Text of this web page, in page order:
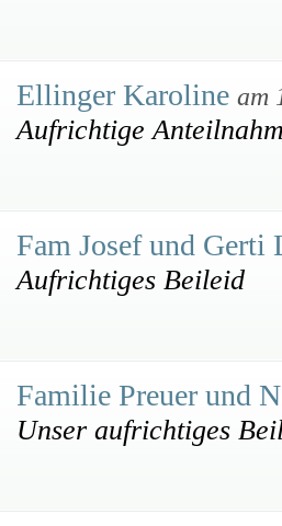
Ellinger Karoline am
Aufrichtige
Fam Josef und Gerti
Aufrichtiges Beileid
Familie Preuer und
Unser aufrichtiges